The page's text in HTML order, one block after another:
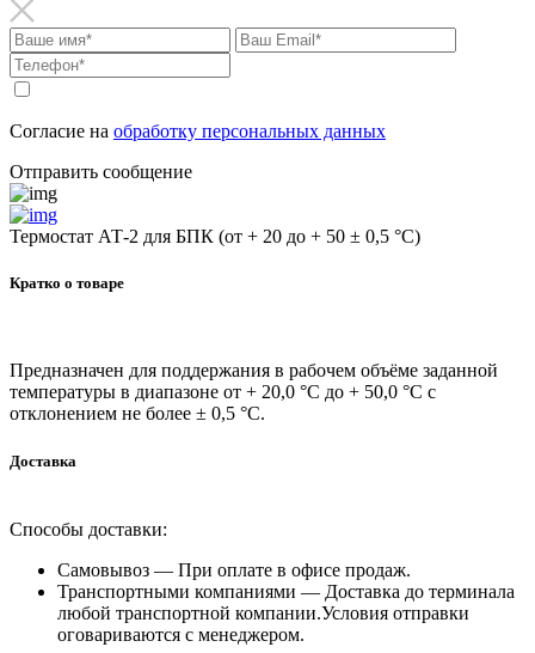
Согласие на обработку персональных данных
Отправить сообщение
Термостат АТ-2 для БПК (от + 20 до + 50 ± 0,5 °С)
Кратко о товаре
Предназначен для поддержания в рабочем объёме заданной
температуры в диапазоне от + 20,0 °С до + 50,0 °С с
отклонением не более ± 0,5 °С.
Доставка
Способы доставки:
Самовывоз — При оплате в офисе продаж.
Транспортными компаниями — Доставка до терминала
любой транспортной компании.Условия отправки
оговариваются с менеджером.